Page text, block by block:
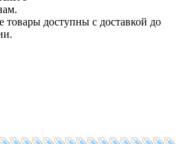
товары доступны с доставкой до